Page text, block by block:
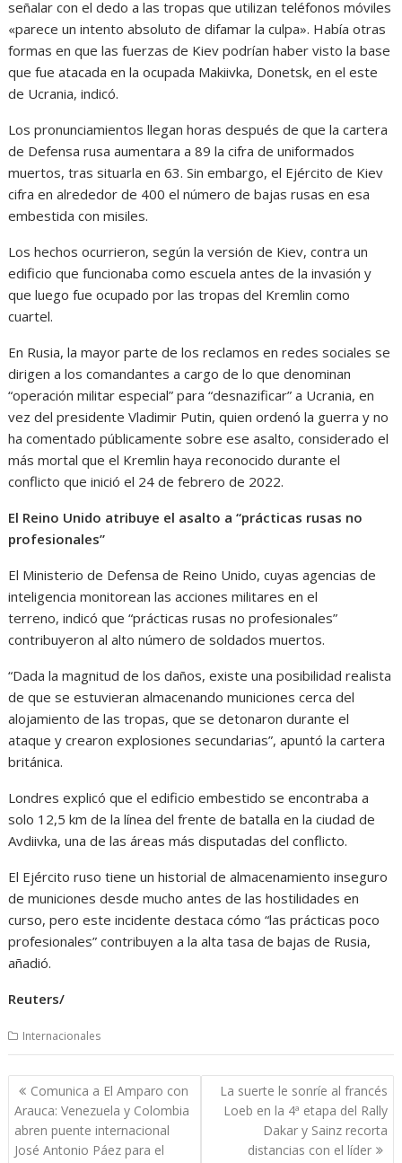
señalar con el dedo a las tropas que utilizan teléfonos móviles
«parece un intento absoluto de difamar la culpa». Había otras
formas en que las fuerzas de Kiev podrían haber visto la base
que fue atacada en la ocupada Makiivka, Donetsk, en el este
de Ucrania, indicó.
Los pronunciamientos llegan horas después de que la cartera
de Defensa rusa aumentara a 89 la cifra de uniformados
muertos, tras situarla en 63. Sin embargo, el Ejército de Kiev
cifra en alrededor de 400 el número de bajas rusas en esa
embestida con misiles.
Los hechos ocurrieron, según la versión de Kiev, contra un
edificio que funcionaba como escuela antes de la invasión y
que luego fue ocupado por las tropas del Kremlin como
cuartel.
En Rusia, la mayor parte de los reclamos en redes sociales se
dirigen a los comandantes a cargo de lo que denominan
“operación militar especial” para “desnazificar” a Ucrania, en
vez del presidente Vladimir Putin, quien ordenó la guerra y no
ha comentado públicamente sobre ese asalto, considerado el
más mortal que el Kremlin haya reconocido durante el
conflicto que inició el 24 de febrero de 2022.
El Reino Unido atribuye el asalto a “prácticas rusas no
profesionales”
El Ministerio de Defensa de Reino Unido, cuyas agencias de
inteligencia monitorean las acciones militares en el
terreno, indicó que “prácticas rusas no profesionales”
contribuyeron al alto número de soldados muertos.
“Dada la magnitud de los daños, existe una posibilidad realista
de que se estuvieran almacenando municiones cerca del
alojamiento de las tropas, que se detonaron durante el
ataque y crearon explosiones secundarias”, apuntó la cartera
británica.
Londres explicó que el edificio embestido se encontraba a
solo 12,5 km de la línea del frente de batalla en la ciudad de
Avdiivka, una de las áreas más disputadas del conflicto.
El Ejército ruso tiene un historial de almacenamiento inseguro
de municiones desde mucho antes de las hostilidades en
curso, pero este incidente destaca cómo “las prácticas poco
profesionales” contribuyen a la alta tasa de bajas de Rusia,
añadió.
Reuters/
Internacionales
Navegación
de
entradas
Comunica a El Amparo con
Arauca: Venezuela y Colombia
abren puente internacional
José Antonio Páez para el
La suerte le sonríe al francés
Loeb en la 4ª etapa del Rally
Dakar y Sainz recorta
distancias con el líder